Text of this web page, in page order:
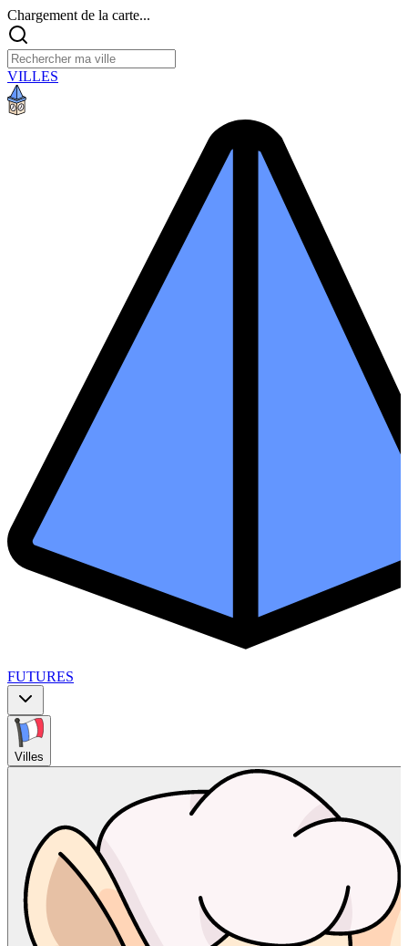
Chargement de la carte...
VILLES
FUTURES
Villes